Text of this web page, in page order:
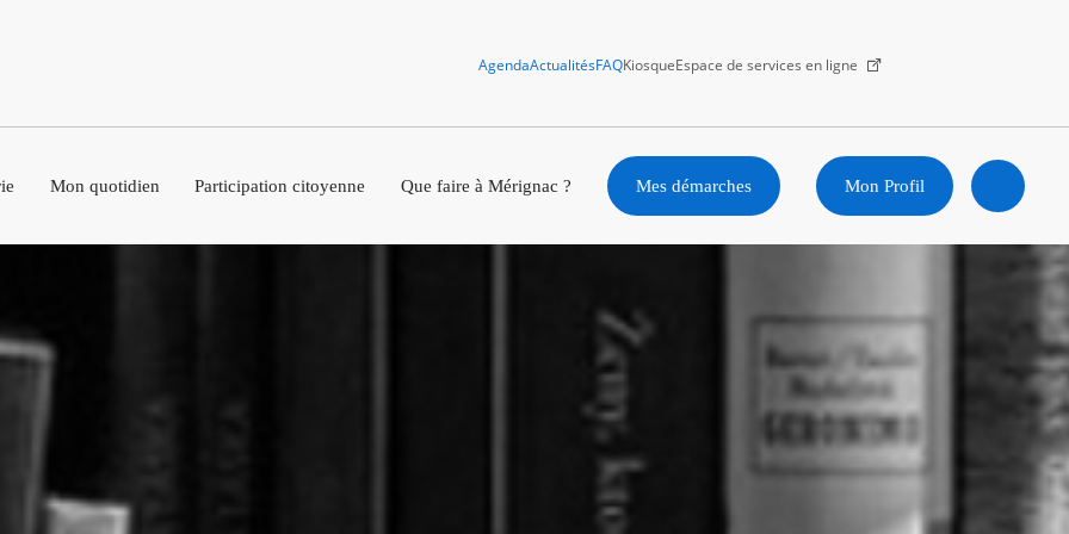
AgendaActualitésFAQKiosqueEspace de services en ligne
Mon quotidien Participation citoyenne Que faire à Mérignac ? Mes démarches Mon Profil
Ouvrir